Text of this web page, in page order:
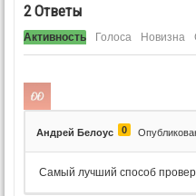
2Ответы
Активность Голоса Новизна
Андрей Белоус 0
Самый лучший способ